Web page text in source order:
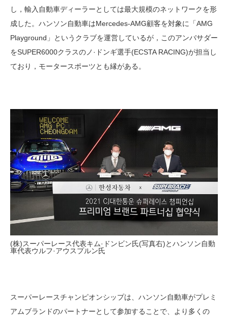
し，輸入自動車ディーラーとしては最大規模のネットワークを形
成した。ハンソン自動車はMercedes-AMG顧客を対象に「AMG
Playground」というクラブを運営しているが，このアンバサダー
をSUPER6000クラスのノ·ドンギ選手(ECSTA RACING)が担当し
ており，モータースポーツとも縁がある。
(株)スーパーレース代表キム·ドンビン氏(写真右)とハンソン自動
車代表ウルフ·アウスプルン氏
スーパーレースチャンピオンシップは、ハンソン自動車がプレミ
アムブランドのパートナーとして参加することで、より多くの